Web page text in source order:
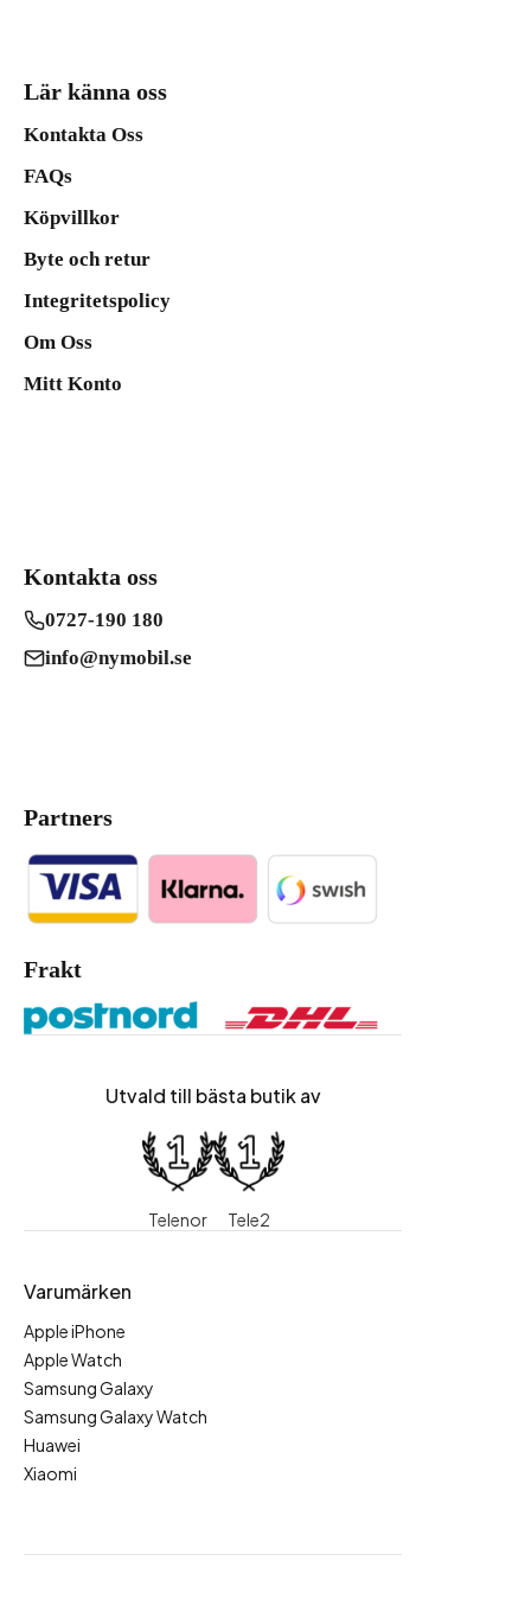
Lär känna oss
Kontakta Oss
FAQs
Köpvillkor
Byte och retur
Integritetspolicy
Om Oss
Mitt Konto
Kontakta oss
0727-190 180
info@nymobil.se
Partners
Frakt
Utvald till bästa butik av
Telenor Tele2
Varumärken
Apple iPhone
Apple Watch
Samsung Galaxy
Samsung Galaxy Watch
Huawei
Xiaomi